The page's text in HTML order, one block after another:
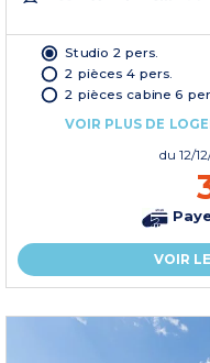
Studio 2 pers.
2 pièces 4 pers.
2 pièces cabine 6
VOIR PLUS DE
du 12/
VOIR